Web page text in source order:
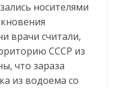
носителями
врачи считали,
СССР из
что зараза
из водоема со